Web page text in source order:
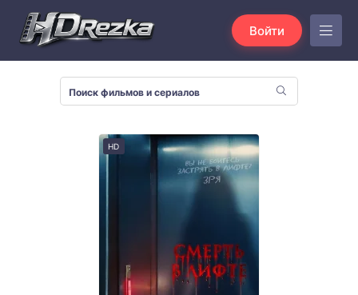
Войти
HD